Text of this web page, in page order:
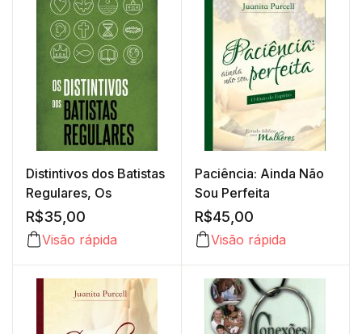
Distintivos dos Batistas
Regulares, Os
R$35,00
Visão rápida
Paciência: Ainda Não
Sou Perfeita
R$45,00
Visão rápida